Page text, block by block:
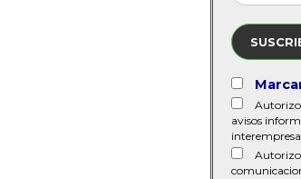
Autorizo
avisos
Autorizo